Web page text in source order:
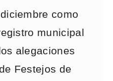
como
municipal
alegaciones
Festejos de